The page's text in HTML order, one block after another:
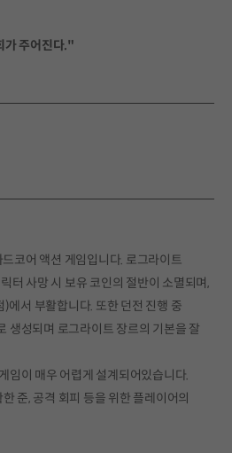
가 주어진다."
드코어 액션 게임입니다. 로그라이트
터 사망 시 보유 코인의 절반이 소멸되며,
에서 부활합니다. 또한 던전 진행 중
생성되며 로그라이트 장르의 기본을 잘
임이 매우 어렵게 설계되어있습니다.
준, 공격 회피 등을 위한 플레이어의